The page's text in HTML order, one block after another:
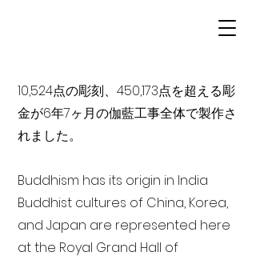
10,524点の彫刻、450,173点を超える彫
金が6年7ヶ月の伽藍工事全体で製作さ
れました。
Buddhism has its origin in India
Buddhist cultures of China, Korea,
and Japan are represented here
at the Royal Grand Hall of